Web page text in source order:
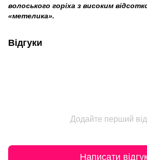
волоського горіха з високим
«метелика».
Відгуки
Додайте перший
Написати